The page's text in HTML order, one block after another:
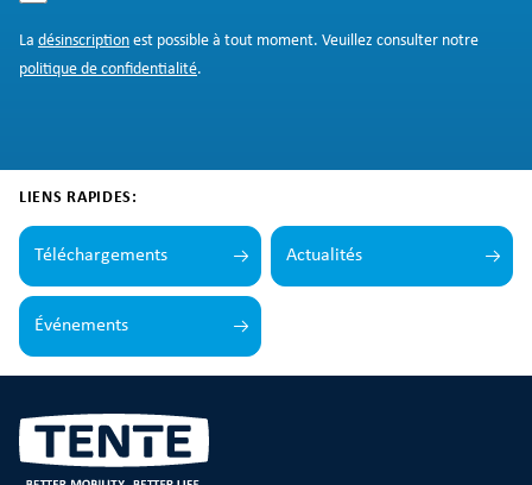
La désinscription est possible à tout moment. Veuillez consulter notre
politique de confidentialité.
LIENS RAPIDES:
Téléchargements Actualités
Événements